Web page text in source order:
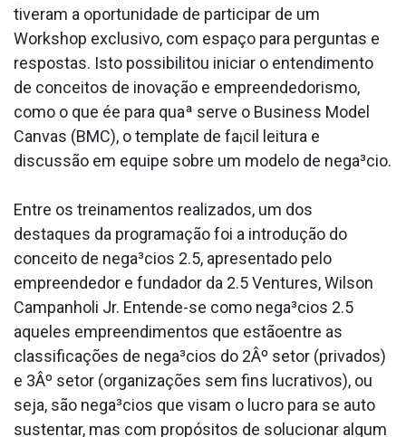
tiveram a oportunidade de participar de um
Workshop exclusivo, com espaço para perguntas e
respostas. Isto possibilitou iniciar o entendimento
de conceitos de inovação e empreendedorismo,
como o que ée para quaª serve o Business Model
Canvas (BMC), o template de fa¡cil leitura e
discussão em equipe sobre um modelo de nega³cio.
Entre os treinamentos realizados, um dos
destaques da programação foi a introdução do
conceito de nega³cios 2.5, apresentado pelo
empreendedor e fundador da 2.5 Ventures, Wilson
Campanholi Jr. Entende-se como nega³cios 2.5
aqueles empreendimentos que estãoentre as
classificações de nega³cios do 2Âº setor (privados)
e 3Âº setor (organizações sem fins lucrativos), ou
seja, são nega³cios que visam o lucro para se auto
sustentar, mas com propósitos de solucionar algum